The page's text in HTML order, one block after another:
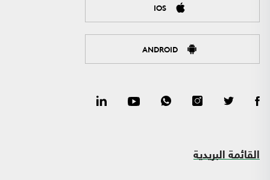
IOS
ANDROID
القائمة البريدية